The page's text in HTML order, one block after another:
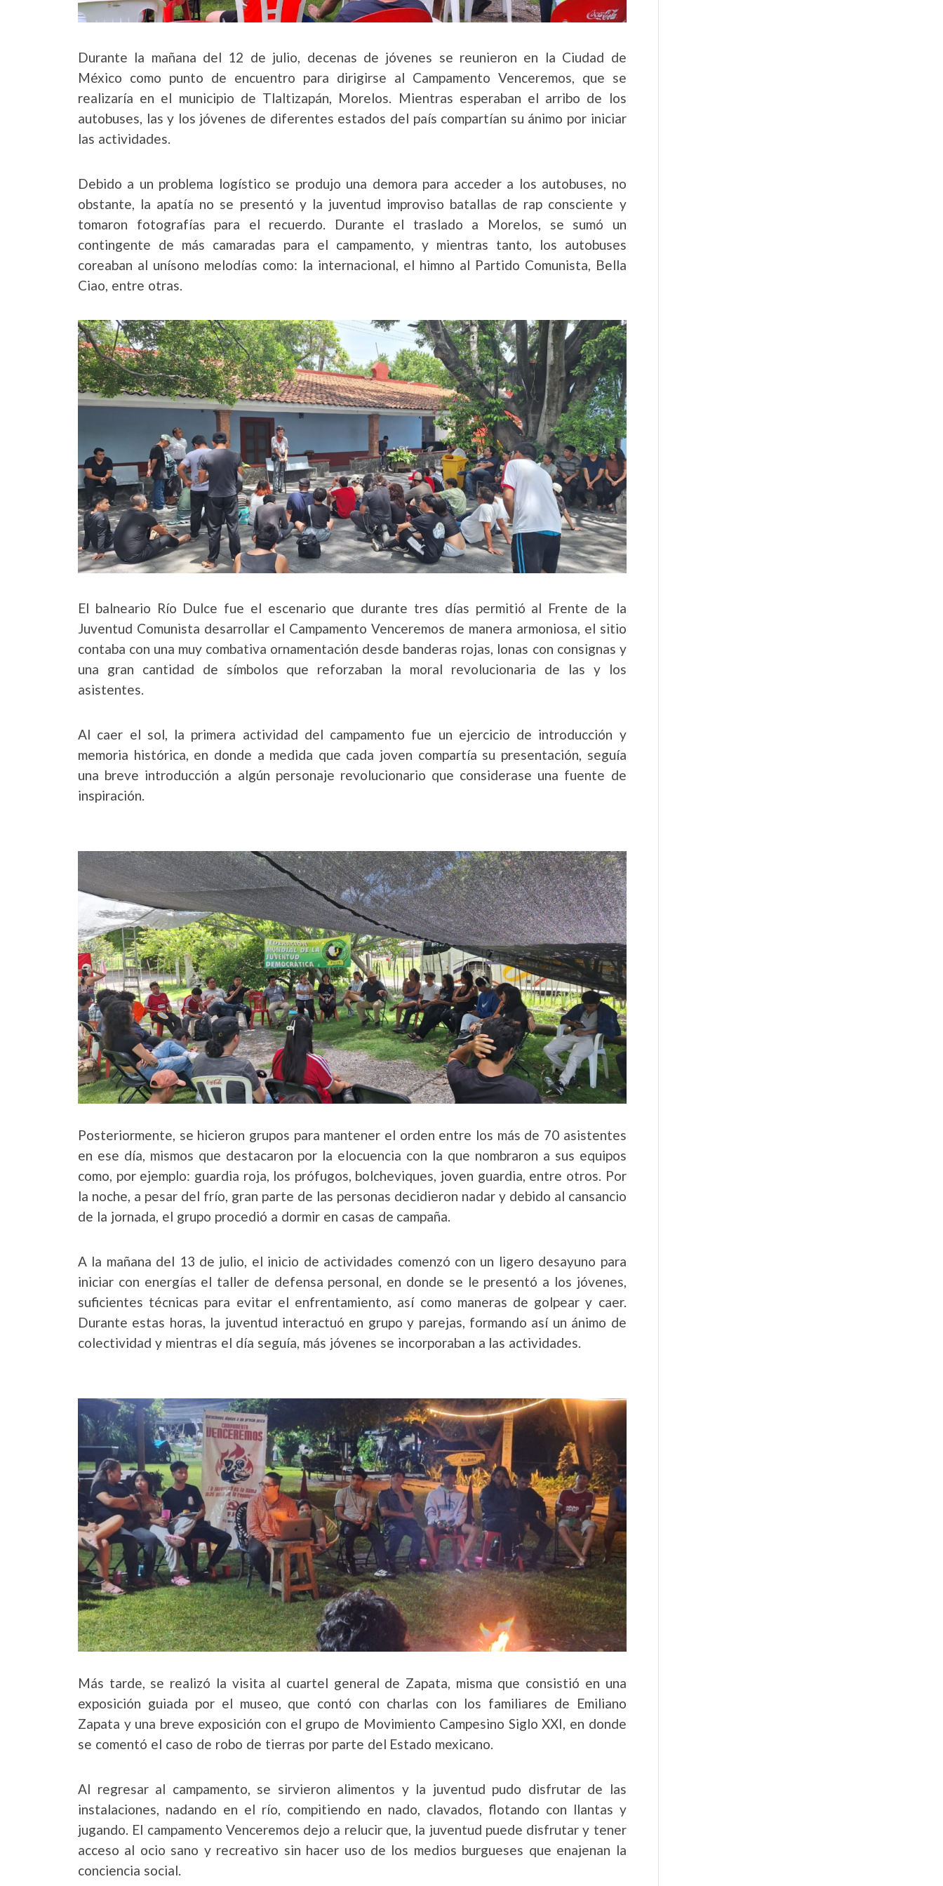
Durante la mañana del 12 de julio, decenas de jóvenes se reunieron en la Ciudad de
México como punto de encuentro para dirigirse al Campamento Venceremos, que se
realizaría en el municipio de Tlaltizapán, Morelos. Mientras esperaban el arribo de los
autobuses, las y los jóvenes de diferentes estados del país compartían su ánimo por iniciar
las actividades.
Debido a un problema logístico se produjo una demora para acceder a los autobuses, no
obstante, la apatía no se presentó y la juventud improviso batallas de rap consciente y
tomaron fotografías para el recuerdo. Durante el traslado a Morelos, se sumó un
contingente de más camaradas para el campamento, y mientras tanto, los autobuses
coreaban al unísono melodías como: la internacional, el himno al Partido Comunista, Bella
Ciao, entre otras.
El balneario Río Dulce fue el escenario que durante tres días permitió al Frente de la
Juventud Comunista desarrollar el Campamento Venceremos de manera armoniosa, el sitio
contaba con una muy combativa ornamentación desde banderas rojas, lonas con consignas y
una gran cantidad de símbolos que reforzaban la moral revolucionaria de las y los
asistentes.
Al caer el sol, la primera actividad del campamento fue un ejercicio de introducción y
memoria histórica, en donde a medida que cada joven compartía su presentación, seguía
una breve introducción a algún personaje revolucionario que considerase una fuente de
inspiración.
Posteriormente, se hicieron grupos para mantener el orden entre los más de 70 asistentes
en ese día, mismos que destacaron por la elocuencia con la que nombraron a sus equipos
como, por ejemplo: guardia roja, los prófugos, bolcheviques, joven guardia, entre otros. Por
la noche, a pesar del frío, gran parte de las personas decidieron nadar y debido al cansancio
de la jornada, el grupo procedió a dormir en casas de campaña.
A la mañana del 13 de julio, el inicio de actividades comenzó con un ligero desayuno para
iniciar con energías el taller de defensa personal, en donde se le presentó a los jóvenes,
suficientes técnicas para evitar el enfrentamiento, así como maneras de golpear y caer.
Durante estas horas, la juventud interactuó en grupo y parejas, formando así un ánimo de
colectividad y mientras el día seguía, más jóvenes se incorporaban a las actividades.
Más tarde, se realizó la visita al cuartel general de Zapata, misma que consistió en una
exposición guiada por el museo, que contó con charlas con los familiares de Emiliano
Zapata y una breve exposición con el grupo de Movimiento Campesino Siglo XXI, en donde
se comentó el caso de robo de tierras por parte del Estado mexicano.
Al regresar al campamento, se sirvieron alimentos y la juventud pudo disfrutar de las
instalaciones, nadando en el río, compitiendo en nado, clavados, flotando con llantas y
jugando. El campamento Venceremos dejo a relucir que, la juventud puede disfrutar y tener
acceso al ocio sano y recreativo sin hacer uso de los medios burgueses que enajenan la
conciencia social.